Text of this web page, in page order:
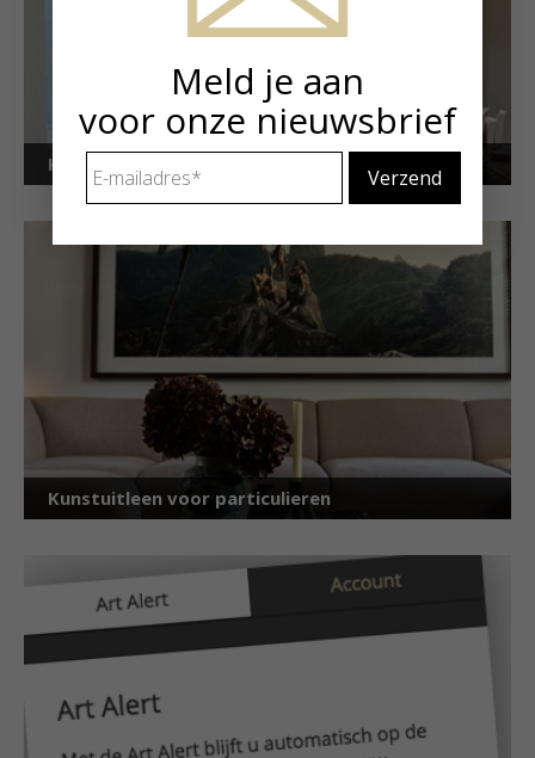
Kunstuitleen voor bedrijven
Kunstuitleen voor particulieren
Meld je aan
voor onze nieuwsbrief
mailadres *